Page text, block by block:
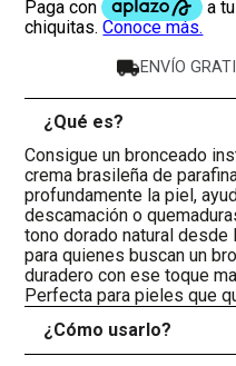
ENVÍO
¿Qué es?
Consigue un bronceado
crema brasileña de
profundamente la piel,
descamación o
tono dorado natural desde
para quienes buscan un
duradero con ese toque
Perfecta para pieles que
¿Cómo usarlo?